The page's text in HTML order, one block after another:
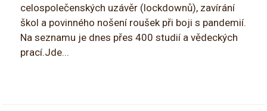
celospolečenských uzávěr (lockdownů), zavírání
škol a povinného nošení roušek při boji s pandemií.
Na seznamu je dnes přes 400 studií a vědeckých
prací.Jde...